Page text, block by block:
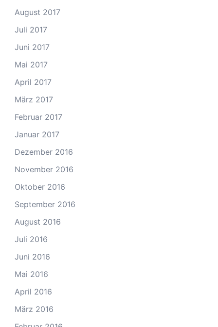
August 2017
Juli 2017
Juni 2017
Mai 2017
April 2017
März 2017
Februar 2017
Januar 2017
Dezember 2016
November 2016
Oktober 2016
September 2016
August 2016
Juli 2016
Juni 2016
Mai 2016
April 2016
März 2016